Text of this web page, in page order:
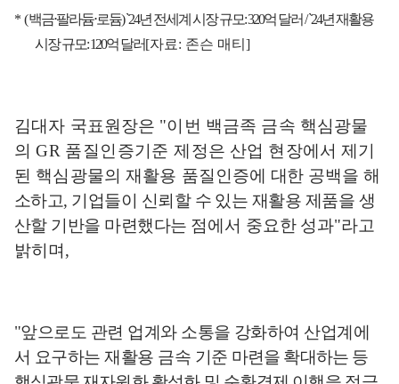
*(백금⋅팔라듐⋅로듐) `24년 전세계 시장 규모: 320억 달러/ `24년 재활용
시장 규모: 120억 달러[자료: 존슨 매티 ]
김대자 국표원장은 "이번 백금족 금속 핵심광물
의GR 품질인증기준 제 정은 산업 현장에서 제기
된 핵심광물의 재활용 품질인증에 대한 공백을 해
소하고, 기업들이 신뢰할 수 있는 재활용 제품을 생
산할 기반을 마련했다는 점에서 중요한 성과"라고
밝히며 ,
"앞으로도 관련 업계와 소통을 강화하여 산업계에
서 요구하는 재활용 금속 기준 마련을 확대하는 등